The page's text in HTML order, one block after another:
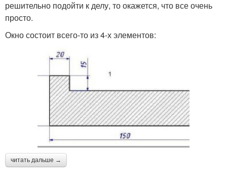
решительно подойти к делу, то окажется, что все очень
просто.
Окно состоит всего-то из 4-х элементов:
читать дальше →